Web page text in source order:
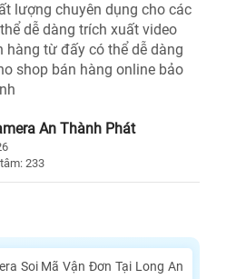
lượng chuyên dụng cho các
dễ dàng trích xuất video
từ đấy có thể dễ dàng
shop bán hàng online bảo
An Thành Phát
233
Soi Mã Vận Đơn Tại Long An